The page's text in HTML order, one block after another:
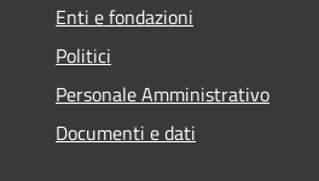
Enti e fondazioni
Politici
Personale Amministrativo
Documenti e dati